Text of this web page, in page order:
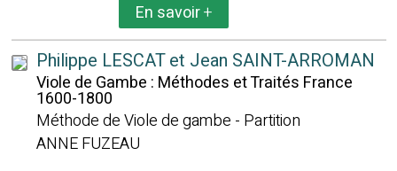
En savoir+
Philippe LESCAT et Jean SAINT-ARROMAN
Viole de Gambe : Méthodes et Traités France
1600-1800
Méthode de Viole de gambe - Partition
ANNE FUZEAU